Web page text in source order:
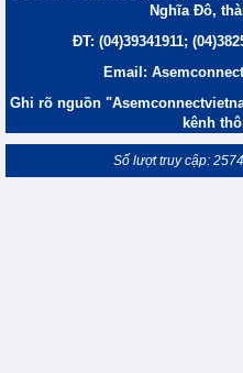
Nghĩa Đô,
ĐT: (04)39341911;
Email:
Ghi rõ nguồn
kênh
Số lượt truy cập: